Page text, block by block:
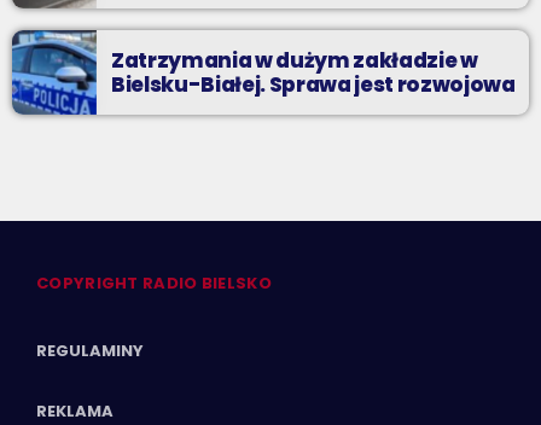
Zatrzymania w dużym zakładzie w
Bielsku-Białej. Sprawa jest rozwojowa
COPYRIGHT RADIO BIELSKO
REGULAMINY
REKLAMA